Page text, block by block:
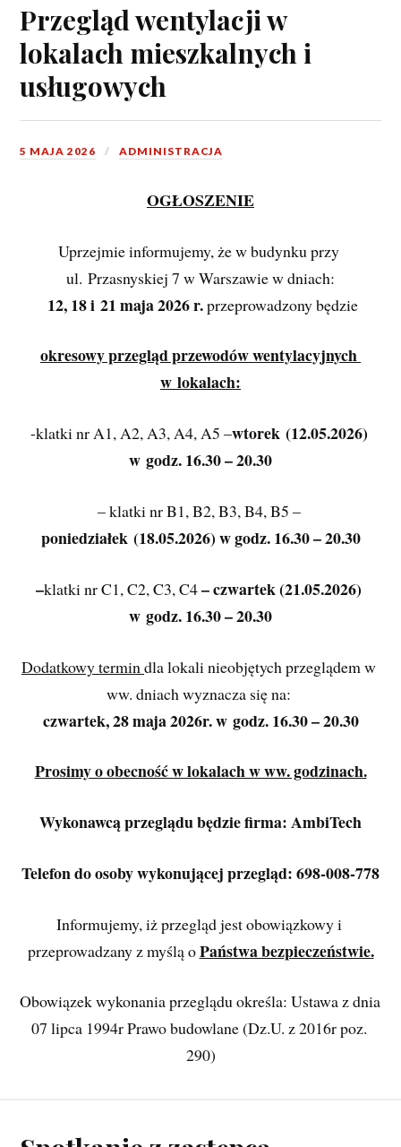
Przegląd wentylacji w
lokalach mieszkalnych i
usługowych
5 MAJA 2026 ADMINISTRACJA
OGŁOSZENIE
Uprzejmie informujemy, że w budynku przy
ul. Przasnyskiej 7 w Warszawie w dniach:
12, 18 i 21 maja 2026 r. przeprowadzony będzie
okresowy przegląd przewodów wentylacyjnych
w lokalach:
-klatki nr A1, A2, A3, A4, A5 –wtorek (12.05.2026)
w godz. 16.30 – 20.30
– klatki nr B1, B2, B3, B4, B5 –
poniedziałek (18.05.2026) w godz. 16.30 – 20.30
–klatki nr C1, C2, C3, C4 – czwartek (21.05.2026)
w godz. 16.30 – 20.30
Dodatkowy termin dla lokali nieobjętych przeglądem w
ww. dniach wyznacza się na:
czwartek, 28 maja 2026r. w godz. 16.30 – 20.30
Prosimy o obecność w lokalach w ww. godzinach.
Wykonawcą przeglądu będzie firma: AmbiTech
Telefon do osoby wykonującej przegląd: 698-008-778
Informujemy, iż przegląd jest obowiązkowy i
przeprowadzany z myślą o Państwa bezpieczeństwie.
Obowiązek wykonania przeglądu określa: Ustawa z dnia
07 lipca 1994r Prawo budowlane (Dz.U. z 2016r poz.
290)